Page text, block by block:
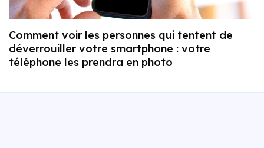
Comment voir les personnes qui tentent de
déverrouiller votre smartphone : votre
téléphone les prendra en photo